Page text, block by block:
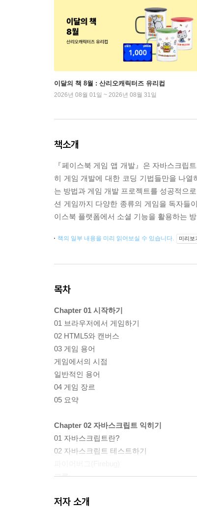
이달의 책 8월 : 산리오캐릭터즈 유리컵
2026년 08월 01일 ~ 2026년 08월 31일
책소개
『페이스북 게임 앱 개발』은 자바스크립
히 게임 개발에 대한 코딩 기법들만을 나
는 방법과 게임 개발 프로젝트를 성공적으
션 게임까지 다양한 종류의 게임을 독자들
이스북 플랫폼에서 소셜 기능을 활용하는
책의 일부 내용을 미리 읽어보실 수 있습니다. 미리보
목차
Chapter 01 시작하기
01 브라우저에서 게임하기
02 HTML5와 캔버스
03 게임 용어
게임에서의 시점
일반적인 용어
04 게임 장르
05 요약
Chapter 02 자바스크립트 익히기
01 자바스크립트란?
02 자바스크립트 테스트하기
크롬
03 주석
저자 소개